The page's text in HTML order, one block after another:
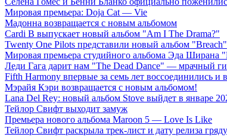
Мировая премьера: Doja Cat — Vie
Мадонна возвращается с новым альбомом
Cardi B выпускает новый альбом "Am I The Drama?"
Twenty One Pilots представили новый альбом "Breach"
Мировая премьера студийного альбома Эда Ширана
Леди Гага дарит нам "The Dead Dance" — мрачный
Fifth Harmony впервые за семь лет воссоединились и
Мэрайя Кэри возвращается с новым альбомом!
Lana Del Rey: новый альбом Stove выйдет в январе
Тейлор Свифт выходит замуж
Премьера нового альбома Maroon 5 — Love Is Like
Тейлор Свифт раскрыла трек-лист и дату релиза